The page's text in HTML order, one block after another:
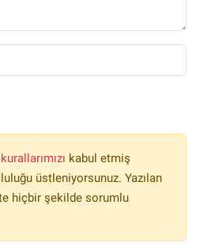
kabul etmiş
üstleniyorsunuz. Yazılan
hiçbir şekilde sorumlu